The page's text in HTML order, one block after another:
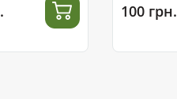
100 грн.